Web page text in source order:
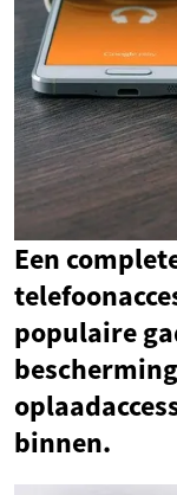
Een
populaire
binnen.